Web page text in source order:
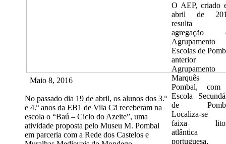
Maio 8, 2016
No passado dia 19 de abril, os alunos dos 3.º
e 4.º anos da EB1 de Vila Cã receberam na
escola o “Baú – Ciclo do Azeite”, uma
atividade proposta pelo Museu M. Pombal
em parceria com a Rede dos Castelos e
O AEP, criado
abril de
resulta
agregação
Agrupamento
Escolas de
anterior
Agrupamento
Marquês
Pombal,
Escola
de
Localiza-se
faixa
atlântica
portuguesa,